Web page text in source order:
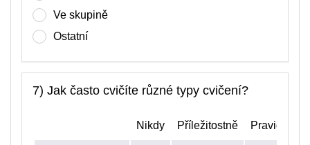
Ve skupině
Ostatní
7) Jak často cvičíte různé typy cvičení?
Nikdy Příležitostně Pravidelně